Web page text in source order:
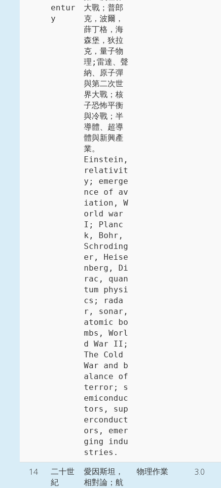
entur
y
大戰；普郎
克，波爾，
薛丁格，海
森堡，狄拉
克，量子物
理;雷達、聲
納、原子彈
與第二次世
界大戰；核
子恐怖平衡
與冷戰；半
導體、超導
體與新興產
業。
Einstein,
relativit
y; emerge
nce of av
iation, W
orld war
I; Planc
k, Bohr,
Schroding
er, Heise
nberg, Di
rac, quan
tum physi
cs; rada
r, sonar,
atomic bo
mbs, Worl
d War II;
The Cold
War and b
alance of
terror; s
emiconduc
tors, sup
erconduct
ors, emer
ging indu
stries.
14
二十世
紀
愛因斯坦，
相對論；航
物理作業 3.0